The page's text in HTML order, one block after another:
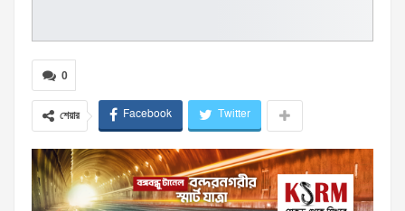
0
শেয়ার Facebook Twitter